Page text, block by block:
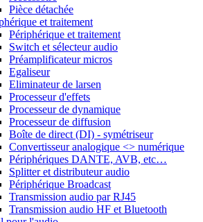
Pièce détachée
et traitement
Périphérique et traitement
Switch et sélecteur audio
Préamplificateur micros
Egaliseur
Eliminateur de larsen
Processeur d'effets
Processeur de dynamique
Processeur de diffusion
Boîte de direct (DI) - symétriseur
Convertisseur analogique <> numérique
Périphériques DANTE, AVB, etc…
Splitter et distributeur audio
Périphérique Broadcast
Transmission audio par RJ45
Transmission audio HF et Bluetooth